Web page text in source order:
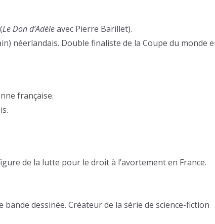
Le Don d’Adèleavec Pierre Barillet).
néerlandais. Double finaliste de la Coupe du monde
française.
de la lutte pour le droit à l’avortement en France.
bande dessinée. Créateur de la série de science-fiction